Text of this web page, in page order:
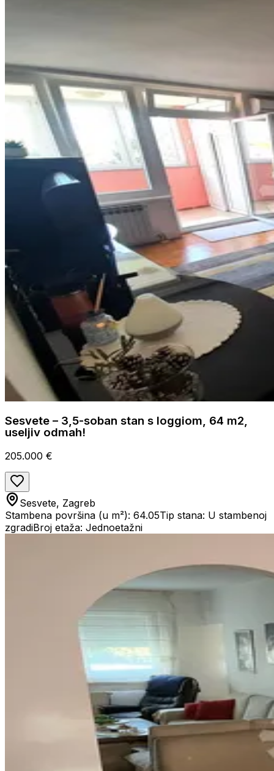
Sesvete – 3,5-soban stan s loggiom, 64 m2,
useljiv odmah!
205.000 €
Sesvete, Zagreb
Stambena površina (u m²): 64.05Tip stana: U stambenoj
zgradiBroj etaža: Jednoetažni